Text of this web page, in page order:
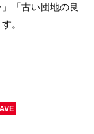
「古い団地の良
。